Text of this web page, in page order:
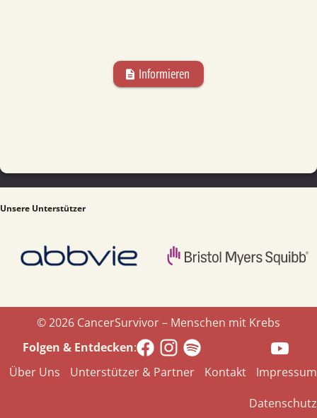
description Informieren
Unsere Unterstützer
© 2026 CancerSurvivor – Menschen mit Krebs
Folgen & Entdecken:
Über Uns
Unterstützer & Partner Kontakt
Impressum
Datenschutz